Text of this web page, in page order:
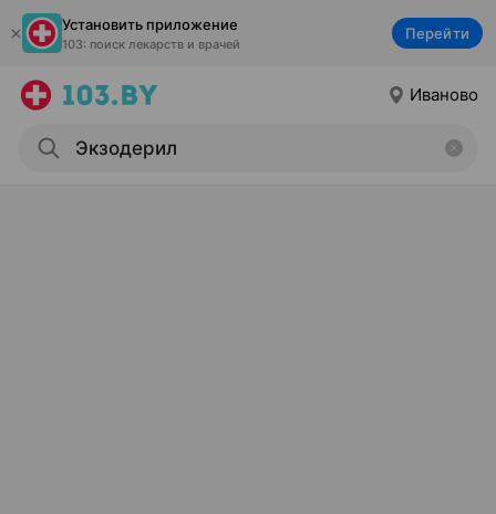
Установить приложение
103: поиск лекарств и врачей
Перейти
Иваново